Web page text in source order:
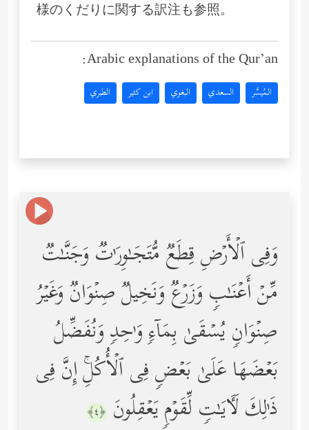
様のくだりに関する訳注も参照。
Arabic explanations of the Qur’an:
المُيسَّر السعدي البغوي ابن كثير الطبري
وَفِی ٱلۡأَرۡضِ قِطَعࣱ مُّتَجَـٰوِرَ ٰ⁠تࣱ وَجَنَّـٰتࣱ
مِّنۡ أَعۡنَـٰبࣲ وَزَرۡعࣱ وَنَخِیلࣱ صِنۡوَانࣱ وَغَیۡرُ
صِنۡوَانࣲ یُسۡقَىٰ بِمَاۤءࣲ وَ ٰ⁠حِدࣲ وَنُفَضِّلُ
بَعۡضَهَا عَلَىٰ بَعۡضࣲ فِی ٱلۡأُكُلِۚ إِنَّ فِی
ذَ ٰ⁠لِكَ لَـَٔایَـٰتࣲ لِّقَوۡمࣲ یَعۡقِلُونَ ﴿٤﴾